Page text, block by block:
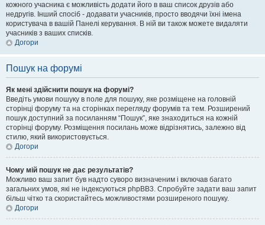
кожного учасника є можливість додати його в ваш список друзів або
недругів. Інший спосіб - додавати учасників, просто вводячи їхні імена
користувача в вашій Панелі керування. В ній ви також можете видаляти
учасників з ваших списків.
Догори
Пошук на форумі
Як мені здійснити пошук на форумі?
Введіть умови пошуку в поле для пошуку, яке розміщене на головній
сторінці форуму та на сторінках перегляду форумів та тем. Розширений
пошук доступний за посиланням “Пошук”, яке знаходиться на кожній
сторінці форуму. Розміщення посилань може відрізнятись, залежно від
стилю, який використовується.
Догори
Чому мій пошук не дає результатів?
Можливо ваш запит був надто суворо визначеним і включав багато
загальних умов, які не індексуються phpBB3. Спробуйте задати ваш запит
більш чітко та скористайтесь можливостями розширеного пошуку.
Догори